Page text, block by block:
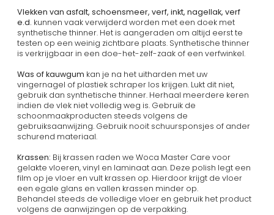
Vlekken van asfalt, schoensmeer, verf, inkt, nagellak, verf
e.d. kunnen vaak verwijderd worden met een doek met
synthetische thinner. Het is aangeraden om altijd eerst te
testen op een weinig zichtbare plaats. Synthetische thinner
is verkrijgbaar in een doe-het-zelf-zaak of een verfwinkel.
Was of kauwgum kan je na het uitharden met uw
vingernagel of plastiek schraper los krijgen. Lukt dit niet,
gebruik dan synthetische thinner. Herhaal meerdere keren
indien de vlek niet volledig weg is. Gebruik de
schoonmaakproducten steeds volgens de
gebruiksaanwijzing. Gebruik nooit schuursponsjes of ander
schurend materiaal.
Krassen: Bij krassen raden we Woca Master Care voor
gelakte vloeren, vinyl en laminaat aan. Deze polish legt een
film op je vloer en vult krassen op. Hierdoor krijgt de vloer
een egale glans en vallen krassen minder op.
Behandel steeds de volledige vloer en gebruik het product
volgens de aanwijzingen op de verpakking.